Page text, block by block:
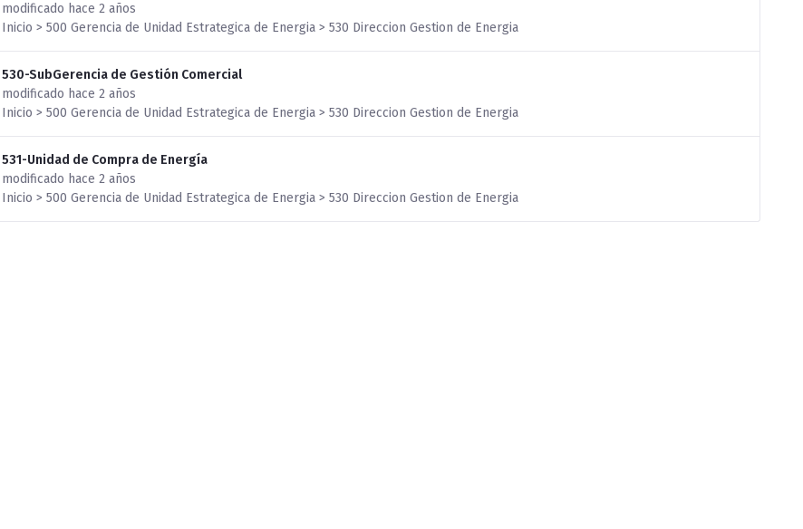
modificado hace 2 años
Inicio > 500 Gerencia de Unidad Estrategica de Energia > 530 Direccion Gestion de Energia
530-SubGerencia de Gestión Comercial
modificado hace 2 años
Inicio > 500 Gerencia de Unidad Estrategica de Energia > 530 Direccion Gestion de Energia
531-Unidad de Compra de Energía
modificado hace 2 años
Inicio > 500 Gerencia de Unidad Estrategica de Energia > 530 Direccion Gestion de Energia